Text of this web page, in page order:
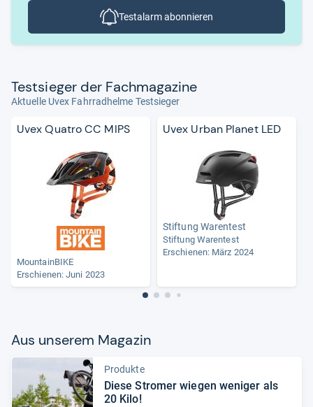
Testalarm abonnieren
Test­sie­ger der Fach­ma­ga­zine
Aktuelle Uvex Fahrradhelme Testsieger
Uvex Quatro CC MIPS
MountainBIKE
Erschienen: Juni 2023
Uvex Urban Planet LED
Stiftung Warentest
Stiftung Warentest
Erschienen: März 2024
Aus unse­rem Maga­zin
Produkte
Diese Stro­mer wie­gen weni­ger als
20 Kilo!